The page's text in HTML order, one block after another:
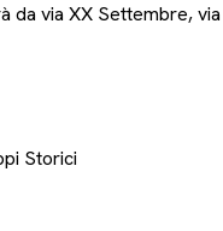
da via XX Settembre,
Storici